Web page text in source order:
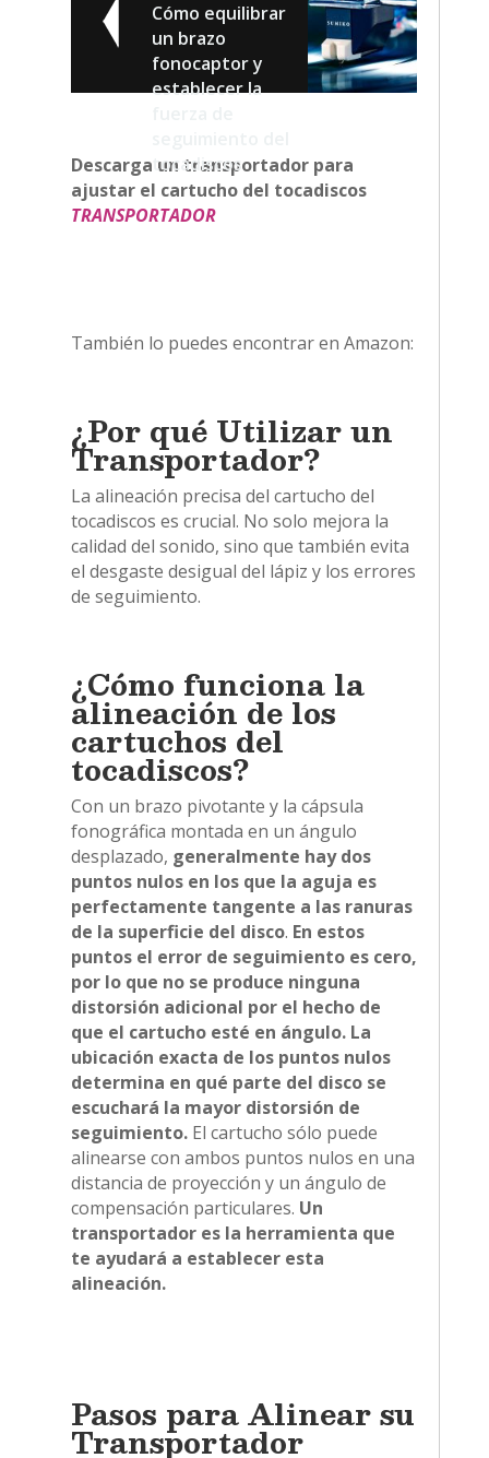
Cómo equilibrar
un brazo
fonocaptor y
establecer la
tocadiscos
Descarga un transportador para
ajustar el cartucho del tocadiscos
TRANSPORTADOR
También lo puedes encontrar en Amazon:
¿Por qué Utilizar un
Transportador?
La alineación precisa del cartucho del
tocadiscos es crucial. No solo mejora la
calidad del sonido, sino que también evita
el desgaste desigual del lápiz y los errores
de seguimiento.
¿Cómo funciona la
alineación de los
cartuchos del
tocadiscos?
Con un brazo pivotante y la cápsula
fonográfica montada en un ángulo
desplazado, generalmente hay dos
puntos nulos en los que la aguja es
perfectamente tangente a las ranuras
de la superficie del disco. En estos
puntos el error de seguimiento es cero,
por lo que no se produce ninguna
distorsión adicional por el hecho de
que el cartucho esté en ángulo. La
ubicación exacta de los puntos nulos
determina en qué parte del disco se
escuchará la mayor distorsión de
seguimiento.El cartucho sólo puede
alinearse con ambos puntos nulos en una
distancia de proyección y un ángulo de
compensación particulares. Un
transportador es la herramienta que
te ayudará a establecer esta
alineación.
Pasos para Alinear su
Transportador